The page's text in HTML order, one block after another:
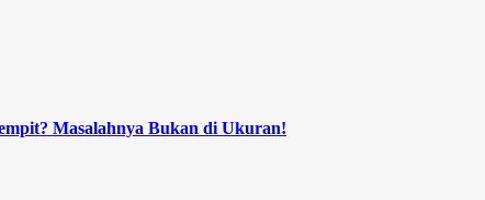
Masalahnya Bukan di Ukuran!